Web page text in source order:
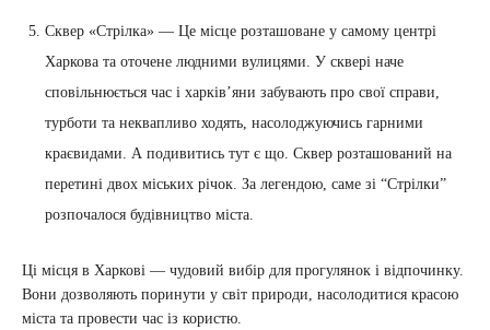
Сквер «Стрілка» — Це місце розташоване у самому центрі
Харкова та оточене людними вулицями. У сквері наче
сповільнюється час і харків’яни забувають про свої справи,
турботи та неквапливо ходять, насолоджуючись гарними
краєвидами. А подивитись тут є що. Сквер розташований на
перетині двох міських річок. За легендою, саме зі “Стрілки”
розпочалося будівництво міста.
Ці місця в Харкові — чудовий вибір для прогулянок і відпочинку.
Вони дозволяють поринути у світ природи, насолодитися красою
міста та провести час із користю.